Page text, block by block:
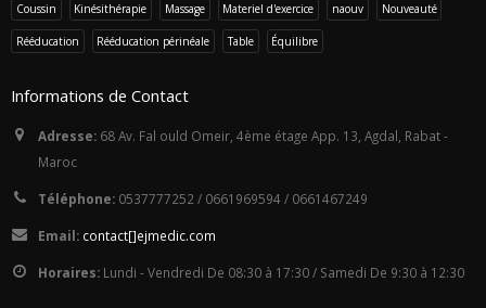
Coussin Kinésithérapie Massage Materiel d'exercice naouv Nouveauté
Rééducation Rééducation périnéale Table Équilibre
Informations de Contact
Adresse: 68 Av. Fal ould Omeir, 4ème étage App. 13, Agdal, Rabat -
Maroc
Téléphone: 0537777252 / 0661969594 / 0661467249
Email: contact[]ejmedic.com
Horaires: Lundi - Vendredi De 08:30 à 17:30 / Samedi De 9:30 à 12:30